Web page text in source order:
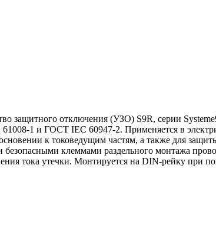
защитного отключения (УЗО) S9R, серии
1 и ГОСТ IEC 60947-2. Применяется в
к токоведущим частям, а также для
клеммами раздельного монтажа
тока утечки. Монтируется на DIN-рейку